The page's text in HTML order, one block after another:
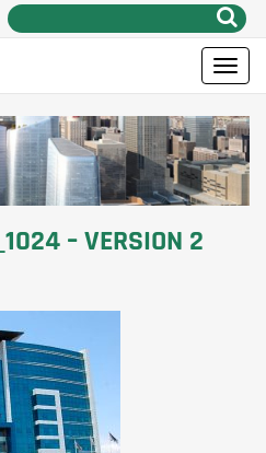
Rechercher:
Toggle
– VERSION 2